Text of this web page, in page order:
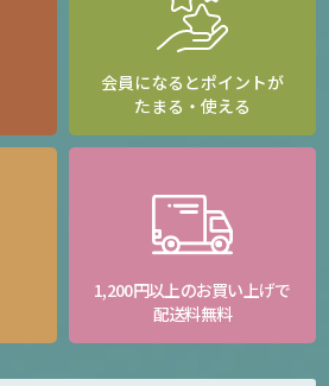
会員になるとポイントが
たまる・使える
1,200円以上のお買い上げで
配送料無料